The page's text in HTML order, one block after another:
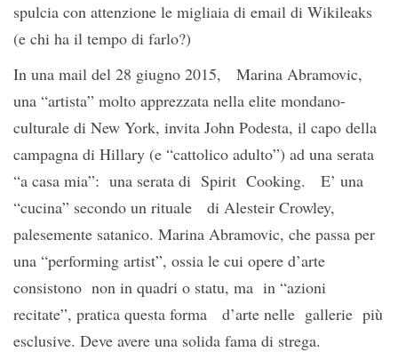
spulcia con attenzione le migliaia di email di Wikileaks
(e chi ha il tempo di farlo?)
In una mail del 28 giugno 2015, Marina Abramovic,
una “artista” molto apprezzata nella elite mondano-
culturale di New York, invita John Podesta, il capo della
campagna di Hillary (e “cattolico adulto”) ad una serata
“a casa mia”: una serata di Spirit Cooking. E’ una
“cucina” secondo un rituale di Alesteir Crowley,
palesemente satanico. Marina Abramovic, che passa per
una “performing artist”, ossia le cui opere d’arte
consistono non in quadri o statu, ma in “azioni
recitate”, pratica questa forma d’arte nelle gallerie più
esclusive. Deve avere una solida fama di strega.